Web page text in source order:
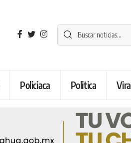
Policiaca Politica